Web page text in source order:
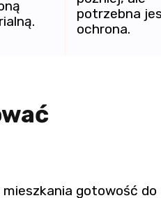
potrzebna
ochrona.
mieszkania gotowość do